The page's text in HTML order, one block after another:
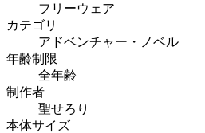
フリーウェア
カテゴリ
アドベンチャー・ノベル
年齢制限
全年齢
制作者
聖せろり
本体サイズ